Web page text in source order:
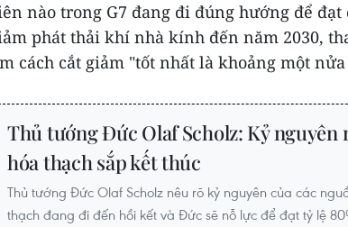
nào trong G7 đang đi đúng hướng để
phát thải khí nhà kính đến năm 2030,
cách cắt giảm "tốt nhất là khoảng một
Thủ tướng Đức Olaf Scholz: Kỷ nguyên
hóa thạch sắp kết thúc
Thủ tướng Đức Olaf Scholz nêu rõ kỷ nguyên của các
thạch đang đi đến hồi kết và Đức sẽ nỗ lực để đạt tỷ lệ